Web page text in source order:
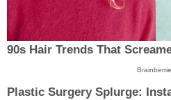
90s Hair Trends That
Plastic Surgery Splurge: